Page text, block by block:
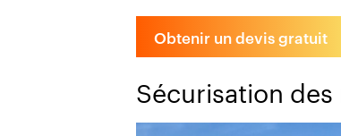
Obtenir un devis gratuit
Sécurisation